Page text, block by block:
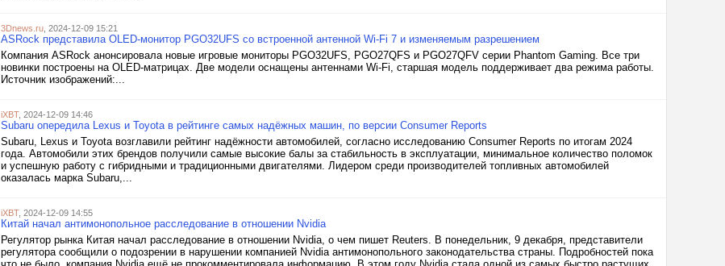
3Dnews.ru , 2024-12-09 15:21
ASRock представила OLED-монитор PGO32UFS со встроенной антенной Wi-Fi 7 и изменяемым разрешением
Компания ASRock анонсировала новые игровые мониторы PGO32UFS, PGO27QFS и PGO27QFV серии Phantom Gaming. Все три
новинки построены на OLED-матрицах. Две модели оснащены антеннами Wi-Fi, старшая модель поддерживает два режима работы.
Источник изображений:...
iXBT, 2024-12-09 14:46
Subaru опередила Lexus и Toyota в рейтинге самых надёжных машин, по версии Consumer Reports
Subaru, Lexus и Toyota возглавили рейтинг надёжности автомобилей, согласно исследованию Consumer Reports по итогам 2024
года. Автомобили этих брендов получили самые высокие балы за стабильность в эксплуатации, минимальное количество поломок
и успешную работу с гибридными и традиционными двигателями. Лидером среди производителей топливных автомобилей
оказалась марка Subaru,...
iXBT, 2024-12-09 14:55
Китай начал антимонопольное расследование в отношении Nvidia
Регулятор рынка Китая начал расследование в отношении Nvidia, о чем пишет Reuters. В понедельник, 9 декабря, представители
регулятора сообщили о подозрении в нарушении компанией Nvidia антимонопольного законодательства страны. Подробностей пока